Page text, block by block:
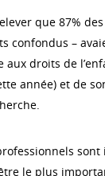
que 87%
confondus –
droits de
année) et de
le plus